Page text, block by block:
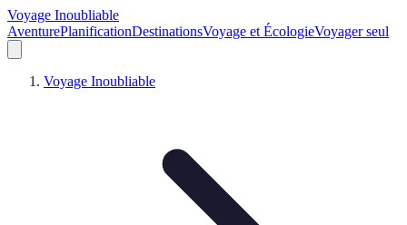
Voyage Inoubliable
AventurePlanificationDestinationsVoyage et ÉcologieVoyager seul
Voyage Inoubliable